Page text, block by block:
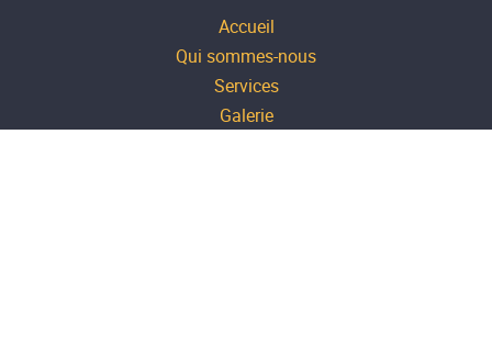
Accueil
Qui sommes-nous
Services
Galerie